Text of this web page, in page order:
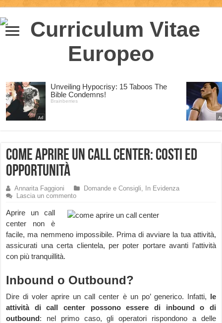
Come aprire un Call Center: costi ed
opportunità
Annarita Faggioni Domande e Consigli,
In Evidenza
Lascia un commento
Aprire un call
center non è
facile, ma nemmeno impossibile. Prima di avviare la tua attività,
assicurati una certa clientela, per poter portare avanti l’attività
con più tranquillità.
Inbound o Outbound?
Dire di voler aprire un call center è un po’ generico. Infatti, le
attività di call center possono essere di inbound o di
outbound: nel primo caso, gli operatori rispondono a delle